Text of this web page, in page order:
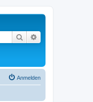
Suche
Anmelden